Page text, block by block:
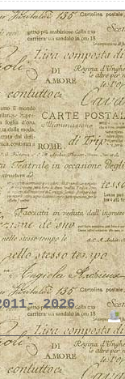
2026